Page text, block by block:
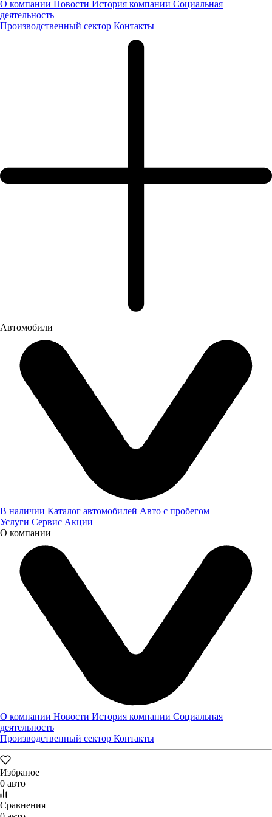
О компании Новости История компании Социальная
деятельность
Производственный сектор Контакты
Автомобили
В наличии Каталог автомобилей Авто с пробегом
Услуги Сервис Акции
О компании
О компании Новости История компании Социальная
деятельность
Производственный сектор Контакты
Избраное
0 авто
Сравнения
информационных сообщений
Мы уже начали обрабатывать обращение, в ближайшее время
наш менеджер свяжется с Вами.
Жду звонка
Написать письмо